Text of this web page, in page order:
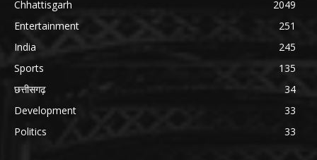
Chhattisgarh
2049
Entertainment
251
India
245
Sports
135
छत्तीसगढ़
34
Development
33
Politics
33